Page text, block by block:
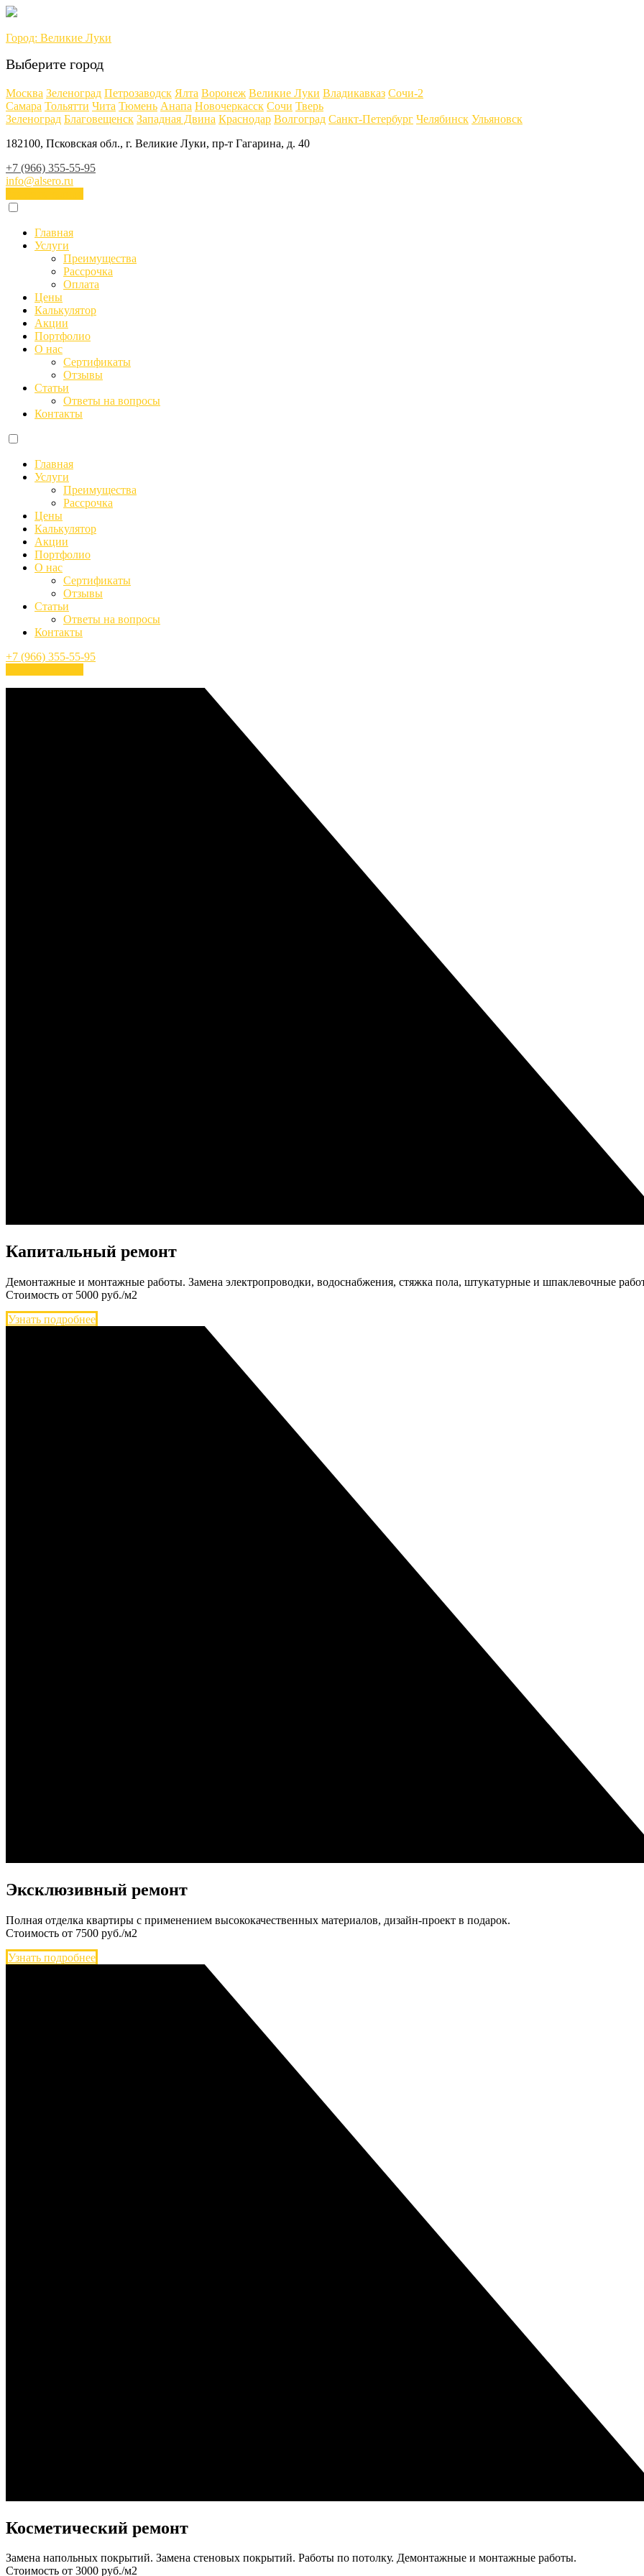
Город: Великие Луки
Выберите город
Москва Зеленоград Петрозаводск Ялта Воронеж Великие Луки Владикавказ Сочи-2
Самара Тольятти Чита Тюмень Анапа Новочеркасск Сочи Тверь
Зеленоград Благовещенск Западная Двина Краснодар Волгоград Санкт-Петербург Челябинск Ульяновск
182100, Псковская обл., г. Великие Луки, пр-т Гагарина, д. 40
+7 (966) 355-55-95
info@alsero.ru
Главная
Услуги
Преимущества
Рассрочка
Оплата
Цены
Калькулятор
Акции
Портфолио
О нас
Сертификаты
Отзывы
Статьи
Ответы на вопросы
Контакты
Главная
Услуги
Преимущества
Рассрочка
Цены
Калькулятор
Акции
Портфолио
О нас
Сертификаты
Отзывы
Статьи
Ответы на вопросы
Контакты
+7 (966) 355-55-95
Капитальный ремонт
Демонтажные и монтажные работы. Замена электропроводки, водоснабжения, стяжка пола, штукатурные и шпаклевочные
Стоимость от 5000 руб./м2
Узнать подробнее
Эксклюзивный ремонт
Полная отделка квартиры с применением высококачественных материалов, дизайн-проект в подарок.
Стоимость от 7500 руб./м2
Узнать подробнее
Косметический ремонт
Замена напольных покрытий. Замена стеновых покрытий. Работы по потолку. Демонтажные и монтажные работы.
Стоимость от 3000 руб./м2